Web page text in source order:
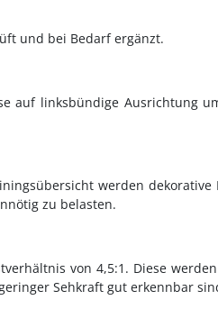
und bei Bedarf ergänzt.
auf linksbündige Ausrichtung
werden dekorative
zu belasten.
von 4,5:1. Diese
Sehkraft gut erkennbar